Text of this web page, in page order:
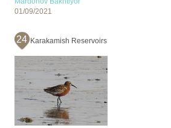
01/09/2021
24 Karakamish Reservoirs